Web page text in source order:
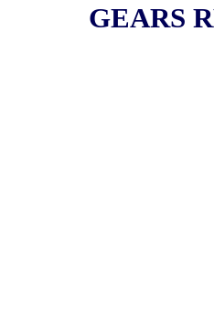
GEARS